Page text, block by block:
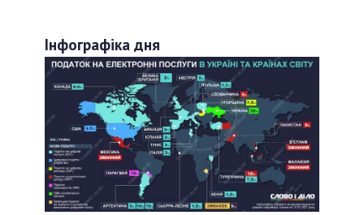
Інфографіка дня